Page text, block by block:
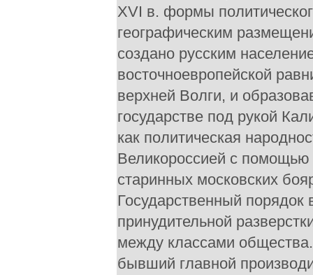
XVI в. формы
географическим
создано русским
восточноевропейской
верхней Волги, и
государстве под рукой
как политическая
Великороссией с помощью
старинных московских
Государственный порядок
принудительной
между классами общества.
бывший главной